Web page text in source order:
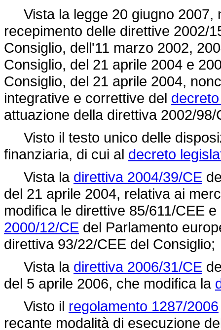
Vista la legge 20 giugno 2007,
recepimento delle direttive 2002/
Consiglio, dell'11 marzo 2002,
Consiglio, del 21 aprile 2004 e
Consiglio, del 21 aprile 2004,
integrative e correttive del
attuazione della direttiva 2002/98/
Visto il testo unico delle
finanziaria, di cui al decreto
Vista la direttiva 2004/39/CE
del 21 aprile 2004, relativa ai
modifica le direttive 85/611/CEE
2000/12/CE del Parlamento
direttiva 93/22/CEE del Consiglio;
Vista la direttiva 2006/31/CE
del 5 aprile 2006, che modifica la
Visto il regolamento 1287/2006
recante modalità di esecuzione